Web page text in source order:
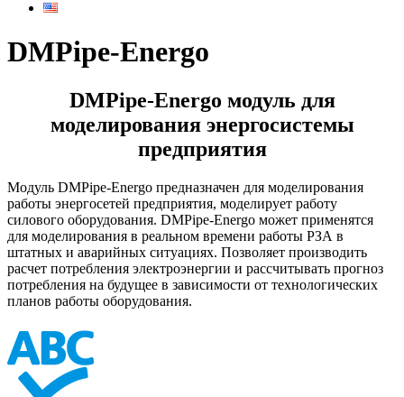
DMPipe-Energo
DMPipe-Energo модуль для
моделирования энергосистемы
предприятия
Модуль DMPipe-Energo предназначен для моделирования
работы энергосетей предприятия, моделирует работу
силового оборудования. DMPipe-Energo может применятся
для моделирования в реальном времени работы РЗА в
штатных и аварийных ситуациях. Позволяет производить
расчет потребления электроэнергии и рассчитывать прогноз
потребления на будущее в зависимости от технологических
планов работы оборудования.